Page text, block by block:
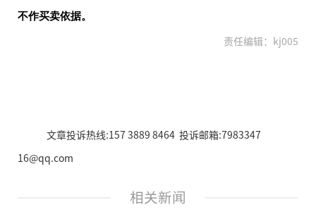
不作买卖依据。
责任编辑：kj005
文章投诉热线:157 3889 8464 投诉邮箱:7983347
16@qq.com
相关新闻